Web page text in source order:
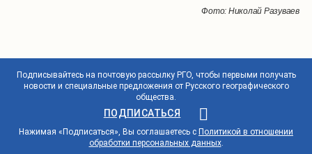
Фото: Николай Разуваев
Подписывайтесь на почтовую рассылку РГО, чтобы первыми получать
новости и специальные предложения от Русского географического
общества.
ПОДПИСАТЬСЯ
Нажимая «Подписаться», Вы соглашаетесь с Политикой в отношении
обработки персональных данных.